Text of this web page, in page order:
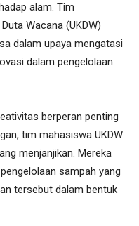
alam. Tim
Wacana (UKDW)
dalam upaya mengatasi
dalam pengelolaan
berperan penting
tim mahasiswa UKDW
menjanjikan. Mereka
sampah yang
tersebut dalam bentuk